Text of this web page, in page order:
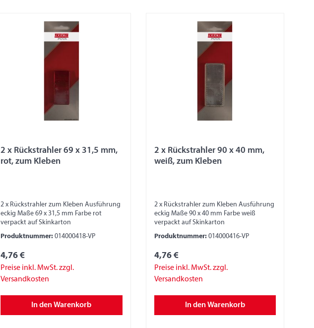
2 x Rückstrahler 69 x 31,5 mm,
rot, zum Kleben
2 x Rückstrahler zum Kleben Ausführung
eckig Maße 69 x 31,5 mm Farbe rot
verpackt auf Skinkarton
Produktnummer: 014000418-VP
4,76 €
Preise inkl. MwSt. zzgl.
Versandkosten
In den Warenkorb
2 x Rückstrahler 90 x 40 mm,
weiß, zum Kleben
2 x Rückstrahler zum Kleben Ausführung
eckig Maße 90 x 40 mm Farbe weiß
verpackt auf Skinkarton
Produktnummer: 014000416-VP
4,76 €
Preise inkl. MwSt. zzgl.
Versandkosten
In den Warenkorb